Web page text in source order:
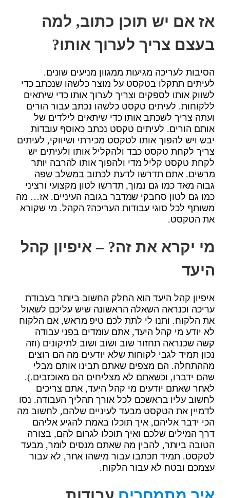
אז אם יש תוכן כתוב, למה
בעצם צריך לערוך אותו?
הסיבות לעריכה מגיעות ממגוון מניעים שונים.
לעיתים תתקלו בטקסט על מוצר כלשהו שנכתב כדי
לשווק אותו לספקים וצריך לערוך אותו כדי שיתאים
ללקוחות. לעיתים טקסט כלשהו נכתב עבור הורים
ועתה צריך לשכתב אותו כדי שיתאים לילדים של
אותם הורים. לעיתים טקסט נכתב כאוסף עובדות
יבש ויש להפוך אותו לטקסט מכירתי ושיווקי, לעיתים
צריך לקחת טקסט כבד ולהקליל אותו ולעיתים יש
לקחת טקסט קליל מדי ולהפוך אותו להרבה יותר
מרשים. אתם תדרשו לדעת לכתוב במשלב שפה
גבוה מאד כמו גם נמוך, תדרשו לטון מקצועי ורציני
כמו גם לטון סחבקי שמדבר בגובה העיניים. אז… מה
משותף לכל סוגי עבודות העריכה? הקהל. מי שקורא
את הטקסט.
מי יקרא את זה? – איפיון קהל
היעד
איפיון קהל היעד הוא החלק החשוב ביותר בעבודת
עריכה וכנראה השאלה הראשונה שיש עליכם לשאול
את הלקוח. ותנו לי לתת לכם טיפ מראש, אם הלקוח
לא יודע מי קהל היעד, אתם עומדים בפני עבודה
קשה שכנראה תחזור שוב ושוב ושוב לתיקונים (וזה
נכון תמיד לגבי לקוחות שלא יודעים מה הם רוצים
מההתחלה. הם מצפים שאתם תבינו אותם מבלי
שהם ידברו, וכשאתם לא מצליחים הם מאוכזבים.).
לאחר שאתם יודעים מי קהל היעד, אתם צריכים
לחשוב עליו בראשכם לכל אורך תהליך העבודה. נסו
לדמיין את הטקסט מבעד לעיניים שלהם, לחשוב מה
הכי ידבר אליהם, איך תוכלו באמת להגיע אליהם
דרך המילים שלכם ואיך תוכלו לגרום להם, בצורה
הטובה ביותר, להבין מה שאתם מנסים לומר, מבעד
לטקסט. תמיד תכתבו עבור מישהו אחר, לא עבור
עצמכם ובטח לא עבור הלקוח.